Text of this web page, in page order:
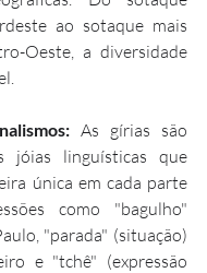
ao sotaque mais
Oeste, a diversidade
As gírias são
jóias linguísticas que
única em cada parte
como "bagulho"
"parada" (situação)
e "tchê" (expressão